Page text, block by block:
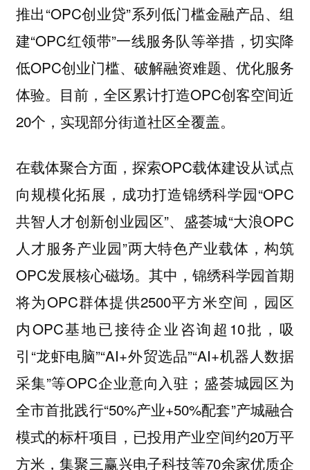
推出“OPC创业贷”系列低门槛金融产品、组
建“OPC红领带”一线服务队等举措，切实降
低OPC创业门槛、破解融资难题、优化服务
体验。目前，全区累计打造OPC创客空间近
20个，实现部分街道社区全覆盖。
在载体聚合方面，探索OPC载体建设从试点
向规模化拓展，成功打造锦绣科学园“OPC
共智人才创新创业园区”、盛荟城“大浪OPC
人才服务产业园”两大特色产业载体，构筑
OPC发展核心磁场。其中，锦绣科学园首期
将为OPC群体提供2500平方米空间，园区
内OPC基地已接待企业咨询超10批，吸
引“龙虾电脑”“AI+外贸选品”“AI+机器人数据
采集”等OPC企业意向入驻；盛荟城园区为
全市首批践行“50%产业+50%配套”产城融合
模式的标杆项目，已投用产业空间约20万平
方米，集聚三赢兴电子科技等70余家优质企